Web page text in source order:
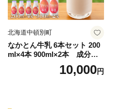
北海道中頓別町
なかとん牛乳 6本セット 200
ml×4本 900ml×2本 成分無
10,000円